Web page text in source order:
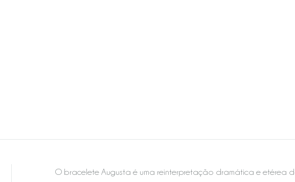
O bracelete Augusta é uma reinterpretação dramática e etérea